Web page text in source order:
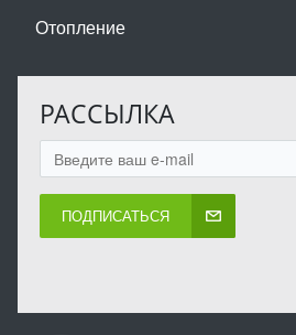
Отопление
РАССЫЛКА
ПОДПИСАТЬСЯ